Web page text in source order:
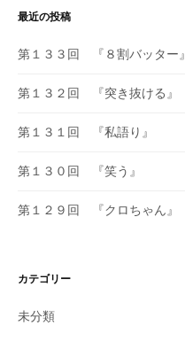
シ
ョ
最近の投稿
第１３３回 『８割バッター』
第１３２回 『突き抜ける』
第１３１回 『私語り』
第１３０回 『笑う』
第１２９回 『クロちゃん』
カテゴリー
未分類